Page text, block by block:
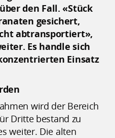
den Fall. «Stück
gesichert,
abtransportiert»,
Es handle sich
Einsatz
wird der Bereich
Dritte bestand zu
weiter. Die alten